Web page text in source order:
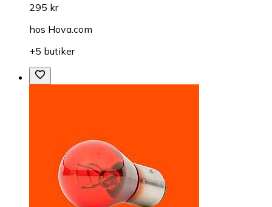
295 kr
hos Hova.com
+5 butiker